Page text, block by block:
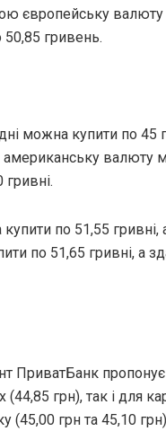
європейську
50,85 гривень.
можна купити по 45
валюту
по 51,55 гривні,
по 51,65 гривні, а
ПриватБанк пропонує
грн), так і для
(45,00 грн та 45,10